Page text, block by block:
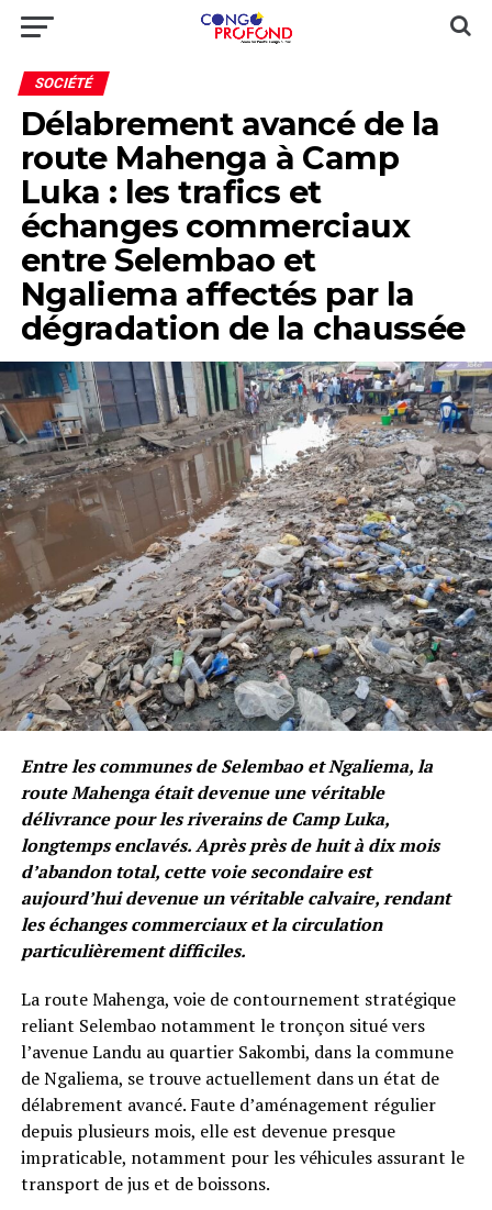
SOCIÉTÉ
Délabrement avancé de la
route Mahenga à Camp
Luka : les trafics et
échanges commerciaux
entre Selembao et
Ngaliema affectés par la
dégradation de la chaussée
Entre les communes de Selembao et Ngaliema, la
route Mahenga était devenue une véritable
délivrance pour les riverains de Camp Luka,
longtemps enclavés. Après près de huit à dix mois
d’abandon total, cette voie secondaire est
aujourd’hui devenue un véritable calvaire, rendant
les échanges commerciaux et la circulation
particulièrement difficiles.
La route Mahenga, voie de contournement stratégique
reliant Selembao notamment le tronçon situé vers
l’avenue Landu au quartier Sakombi, dans la commune
de Ngaliema, se trouve actuellement dans un état de
délabrement avancé. Faute d’aménagement régulier
depuis plusieurs mois, elle est devenue presque
impraticable, notamment pour les véhicules assurant le
transport de jus et de boissons.